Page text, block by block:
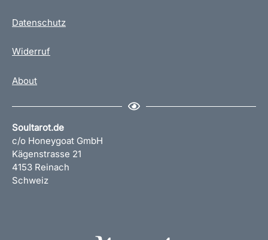
Datenschutz
Widerruf
About
Soultarot.de
c/o Honeygoat GmbH
Kägenstrasse 21
4153 Reinach
Schweiz